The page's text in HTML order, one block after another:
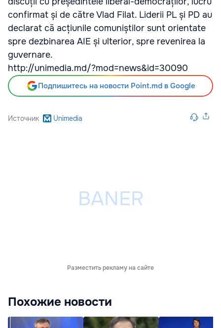
confirmat și de către Vlad Filat. Liderii PL și PD au
declarat că acțiunile comuniștilor sunt orientate
spre dezbinarea AIE și ulterior, spre revenirea la
guvernare.
http://unimedia.md/?mod=news&id=30090
Подпишитесь на новости Point.md в Google
Источник Unimedia
Разместить рекламу на сайте
Похожие новости